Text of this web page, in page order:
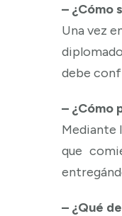
– ¿Cómo
Una vez
debe
– ¿Cómo
Mediante
que
– ¿Qué